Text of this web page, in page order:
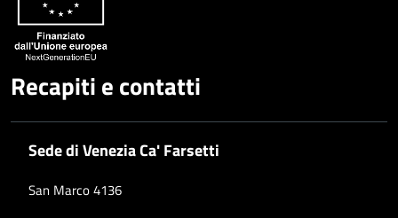
Recapiti e contatti
Sede di Venezia Ca' Farsetti
San Marco 4136